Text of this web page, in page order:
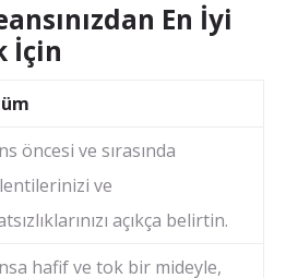
En İyi
İçin
öncesi ve sırasında
ve
açıkça belirtin.
hafif ve tok bir mideyle,